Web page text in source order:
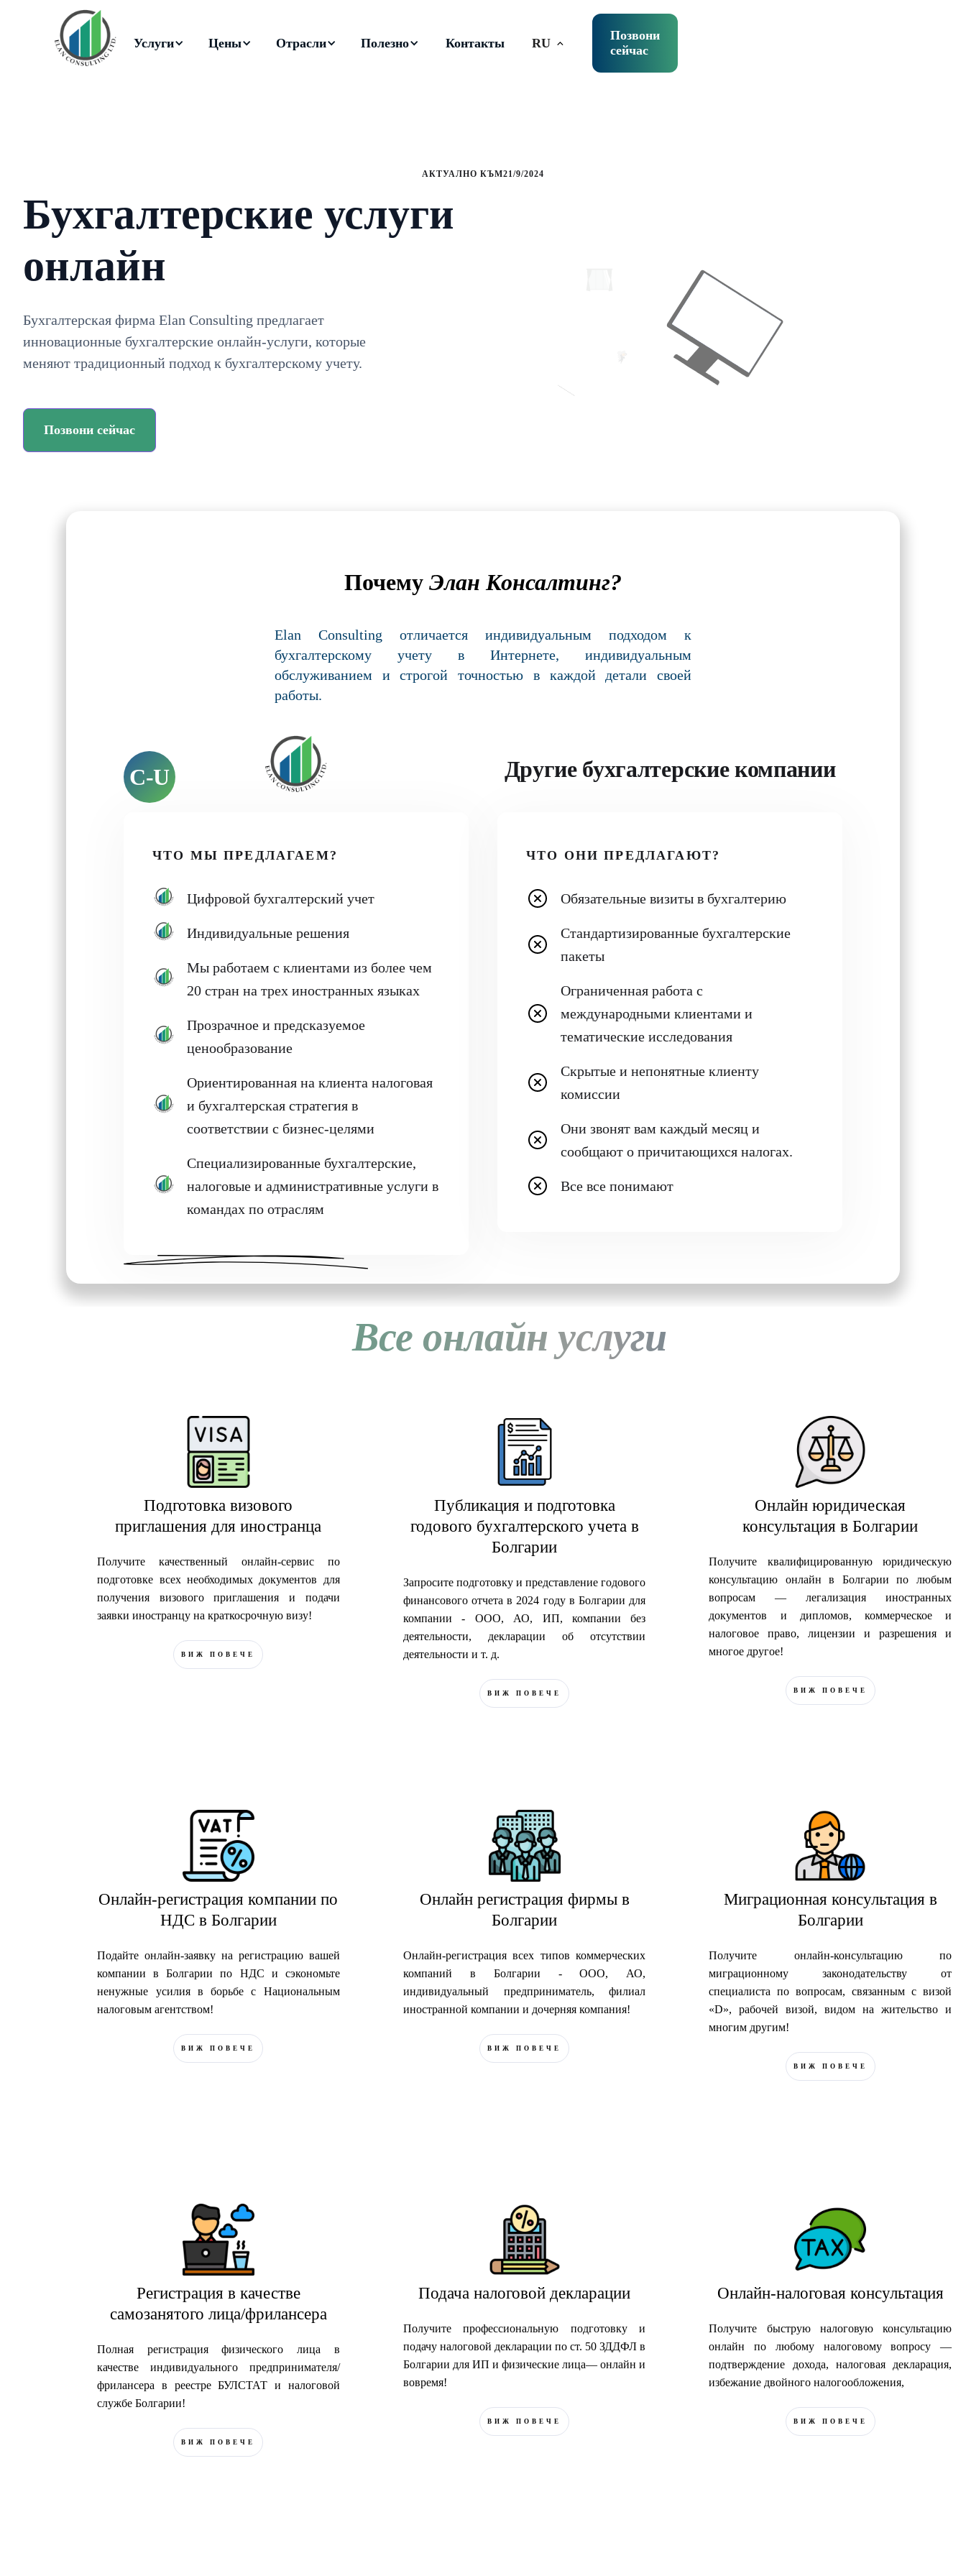
Услуги Цены Отрасли Полезно Контакты RU
Позвони
сейчас
АКТУАЛНО КЪМ21/9/2024
Бухгалтерские услуги
онлайн
Бухгалтерская фирма Elan Consulting предлагает
инновационные бухгалтерские онлайн-услуги, которые
меняют традиционный подход к бухгалтерскому учету.
Позвони сейчас
Почему Элан Консалтинг?
Elan Consulting отличается индивидуальным подходом к
бухгалтерскому учету в Интернете, индивидуальным
обслуживанием и строгой точностью в каждой детали своей
работы.
C-U
ЧТО МЫ ПРЕДЛАГАЕМ?
Цифровой бухгалтерский учет
Индивидуальные решения
Мы работаем с клиентами из более чем
20 стран на трех иностранных языках
Прозрачное и предсказуемое
ценообразование
Ориентированная на клиента налоговая
и бухгалтерская стратегия в
соответствии с бизнес-целями
Специализированные бухгалтерские,
налоговые и административные услуги в
командах по отраслям
Другие бухгалтерские компании
ЧТО ОНИ ПРЕДЛАГАЮТ?
Обязательные визиты в бухгалтерию
Стандартизированные бухгалтерские
пакеты
Ограниченная работа с
международными клиентами и
тематические исследования
Скрытые и непонятные клиенту
комиссии
Они звонят вам каждый месяц и
сообщают о причитающихся налогах.
Все все понимают
Все онлайн услуги
Подготовка визового
приглашения для иностранца
Получите качественный онлайн-сервис по
подготовке всех необходимых документов для
получения визового приглашения и подачи
заявки иностранцу на краткосрочную визу!
ВИЖ ПОВЕЧЕ
Публикация и подготовка
годового бухгалтерского учета в
Болгарии
Запросите подготовку и представление годового
финансового отчета в 2024 году в Болгарии для
компании - ООО, АО, ИП, компании без
деятельности, декларации об отсутствии
деятельности и т. д.
ВИЖ ПОВЕЧЕ
Онлайн юридическая
консультация в Болгарии
Получите квалифицированную юридическую
консультацию онлайн в Болгарии по любым
вопросам — легализация иностранных
документов и дипломов, коммерческое и
налоговое право, лицензии и разрешения и
многое другое!
ВИЖ ПОВЕЧЕ
Онлайн-регистрация компании по
НДС в Болгарии
Подайте онлайн-заявку на регистрацию вашей
компании в Болгарии по НДС и сэкономьте
ненужные усилия в борьбе с Национальным
налоговым агентством!
ВИЖ ПОВЕЧЕ
Онлайн регистрация фирмы в
Болгарии
Онлайн-регистрация всех типов коммерческих
компаний в Болгарии - ООО, АО,
индивидуальный предприниматель, филиал
иностранной компании и дочерняя компания!
ВИЖ ПОВЕЧЕ
Миграционная консультация в
Болгарии
Получите онлайн-консультацию по
миграционному законодательству от
специалиста по вопросам, связанным с визой
«D», рабочей визой, видом на жительство и
многим другим!
ВИЖ ПОВЕЧЕ
Регистрация в качестве
самозанятого лица/фрилансера
Полная регистрация физического лица в
качестве индивидуального предпринимателя/
фрилансера в реестре БУЛСТАТ и налоговой
службе Болгарии!
ВИЖ ПОВЕЧЕ
Подача налоговой декларации
Получите профессиональную подготовку и
подачу налоговой декларации по ст. 50 ЗДДФЛ в
Болгарии для ИП и физические лица— онлайн и
вовремя!
ВИЖ ПОВЕЧЕ
Онлайн-налоговая консультация
Получите быструю налоговую консультацию
онлайн по любому налоговому вопросу —
подтверждение дохода, налоговая декларация,
избежание двойного налогообложения,
ВИЖ ПОВЕЧЕ